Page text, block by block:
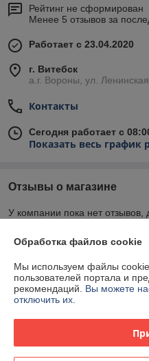
Рейтинг не сформирован
Менее 5 отзывов за
Работает с 23.04.2020
г. Витебск
а.г. Вороны, ул.
Контакты
Сегодня работает с
Показать весь график
Отзывы о магазине
У компании пока нет отзывов,
Контакты
Доставка и оплата
График работы
Обработка файлов cookie
Мы используем файлы
пользователей портала и
рекомендаций. Вы можете
отключить их.